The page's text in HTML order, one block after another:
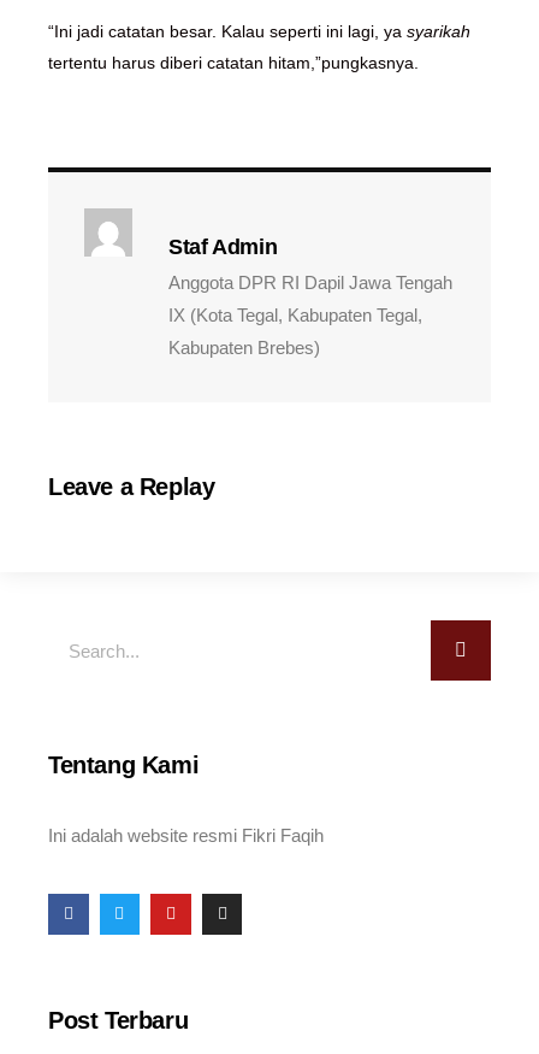
“Ini jadi catatan besar. Kalau seperti ini lagi, ya syarikah
tertentu harus diberi catatan hitam,”pungkasnya.
Staf Admin
Anggota DPR RI Dapil Jawa Tengah
IX (Kota Tegal, Kabupaten Tegal,
Kabupaten Brebes)
Leave a Replay
Tentang Kami
Ini adalah website resmi Fikri Faqih
Post Terbaru